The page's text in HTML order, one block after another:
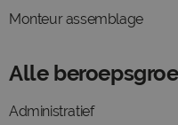
Monteur assemblage
Alle
Administratief